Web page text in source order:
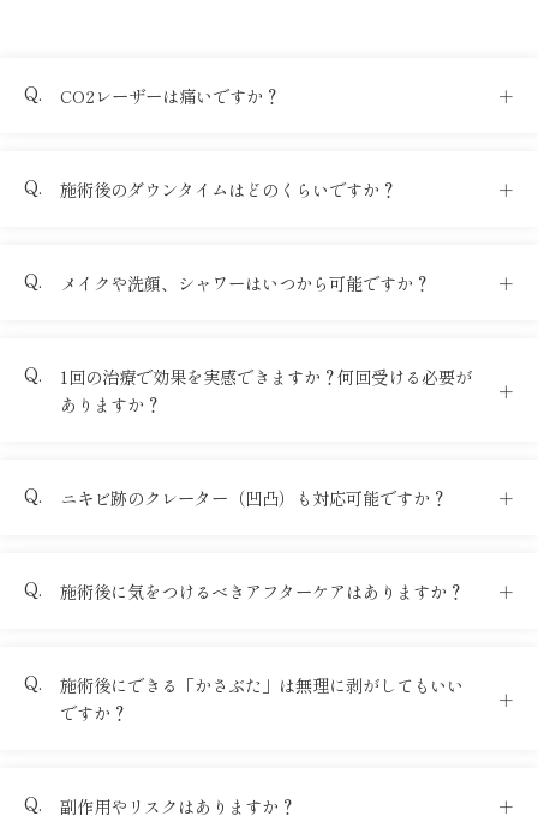
CO2レーザーは痛いですか？
施術後のダウンタイムはどのくらいですか？
メイクや洗顔、シャワーはいつから可能ですか？
1回の治療で効果を実感できますか？何回受ける必要が
ありますか？
ニキビ跡のクレーター（凹凸）も対応可能ですか？
施術後に気をつけるべきアフターケアはありますか？
施術後にできる「かさぶた」は無理に剥がしてもいい
ですか？
副作用やリスクはありますか？